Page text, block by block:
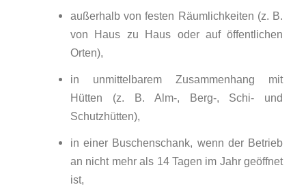
außerhalb von festen Räumlichkeiten (z. B.
von Haus zu Haus oder auf öffentlichen
Orten),
in unmittelbarem Zusammenhang mit
Hütten (z. B. Alm-, Berg-, Schi- und
Schutzhütten),
in einer Buschenschank, wenn der Betrieb
an nicht mehr als 14 Tagen im Jahr geöffnet
ist,